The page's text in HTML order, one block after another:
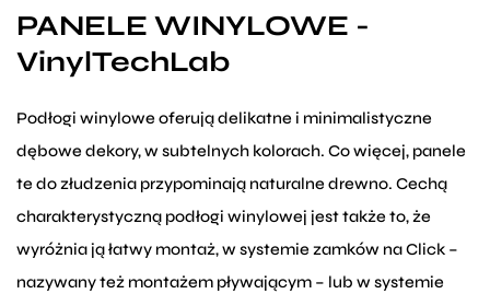
stopce
PANELE WINYLOWE -
VinylTechLab
Podłogi winylowe oferują delikatne i minimalistyczne
dębowe dekory, w subtelnych kolorach. Co więcej, panele
te do złudzenia przypominają naturalne drewno. Cechą
charakterystyczną podłogi winylowej jest także to, że
wyróżnia ją łatwy montaż, w systemie zamków na Click –
nazywany też montażem pływającym – lub w systemie